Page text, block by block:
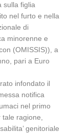
sulla figlia
nel furto e nella
di
minorenne e
(OMISSIS)), a
pari a Euro
infondato il
notifica
nel primo
ragione,
genitoriale